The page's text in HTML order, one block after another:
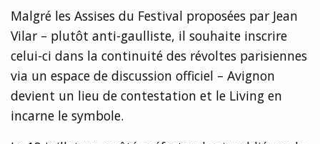
Malgré les Assises du Festival proposées par Jean
Vilar – plutôt anti-gaulliste, il souhaite inscrire
celui-ci dans la continuité des révoltes parisiennes
via un espace de discussion officiel – Avignon
devient un lieu de contestation et le Living en
incarne le symbole.